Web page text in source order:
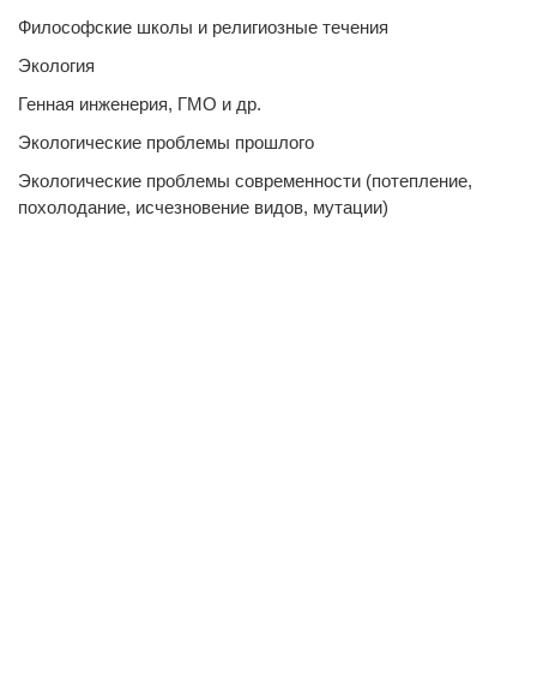
Философские школы и религиозные течения
Экология
Генная инженерия, ГМО и др.
Экологические проблемы прошлого
Экологические проблемы современности (потепление,
похолодание, исчезновение видов, мутации)